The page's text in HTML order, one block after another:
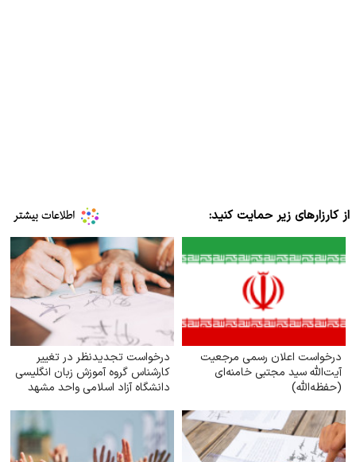
از کارزارهای زیر حمایت کنید:
درخواست اعلان رسمی مرجعیت
آیت‌الله سید مجتبی خامنه‌ای
(حفظه‌الله)
درخواست تجدیدنظر در تغییر
کارشناس گروه آموزش زبان انگلیسی
دانشگاه آزاد اسلامی واحد مشهد